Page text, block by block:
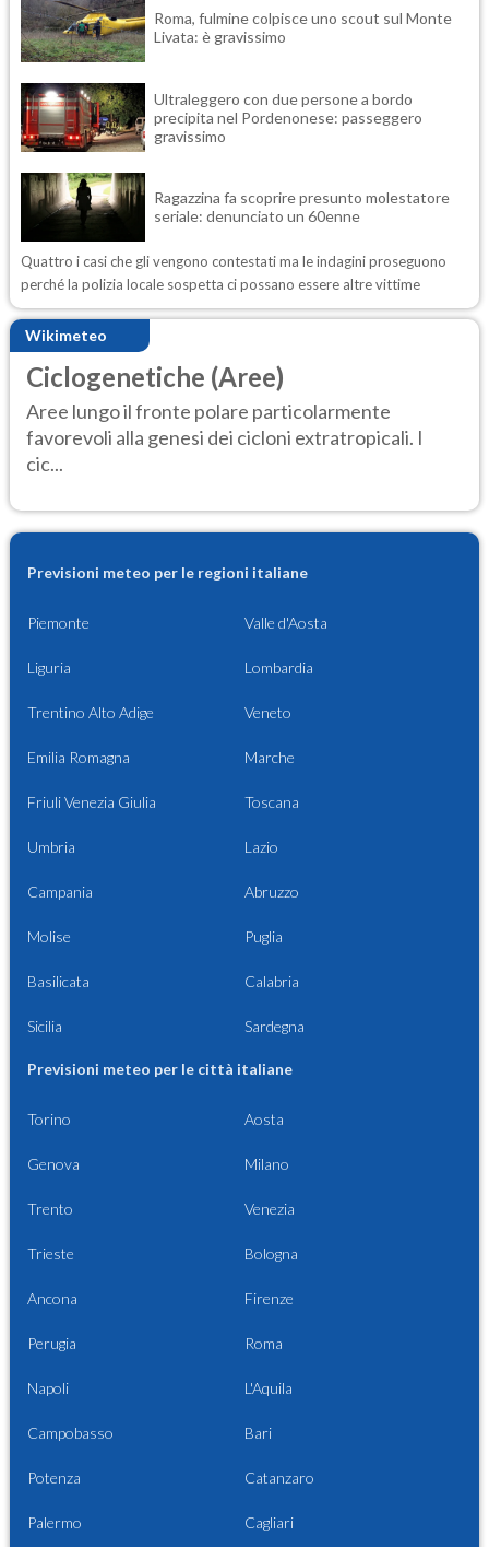
Roma, fulmine colpisce uno scout sul Monte
Livata: è gravissimo
Ultraleggero con due persone a bordo
precipita nel Pordenonese: passeggero
gravissimo
Ragazzina fa scoprire presunto molestatore
seriale: denunciato un 60enne
Quattro i casi che gli vengono contestati ma le indagini proseguono
perché la polizia locale sospetta ci possano essere altre vittime
Wikimeteo
Ciclogenetiche (Aree)
Aree lungo il fronte polare particolarmente
favorevoli alla genesi dei cicloni extratropicali. I
cic...
Previsioni meteo per le regioni italiane
Piemonte Valle d'Aosta
Liguria Lombardia
Trentino Alto Adige Veneto
Emilia Romagna Marche
Friuli Venezia Giulia Toscana
Umbria Lazio
Campania Abruzzo
Molise Puglia
Basilicata Calabria
Sicilia Sardegna
Previsioni meteo per le città italiane
Torino Aosta
Genova Milano
Trento Venezia
Trieste Bologna
Ancona Firenze
Perugia Roma
Napoli L'Aquila
Campobasso Bari
Potenza Catanzaro
Palermo Cagliari